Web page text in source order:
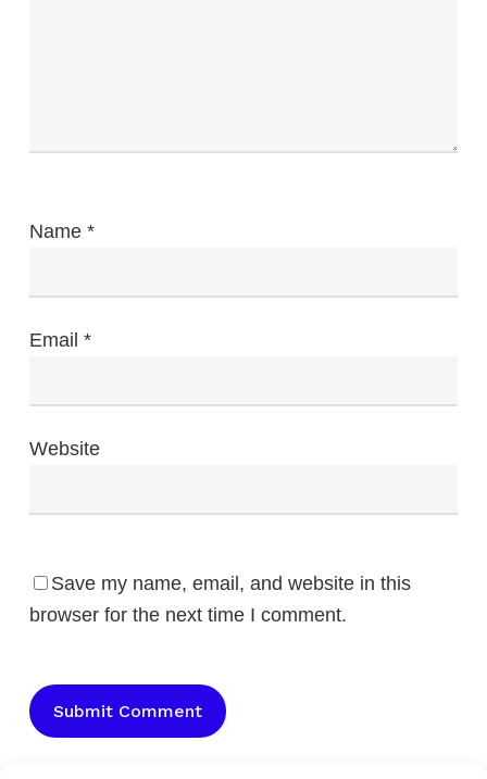
Name *
Email *
Website
Save my name, email, and website in this
browser for the next time I comment.